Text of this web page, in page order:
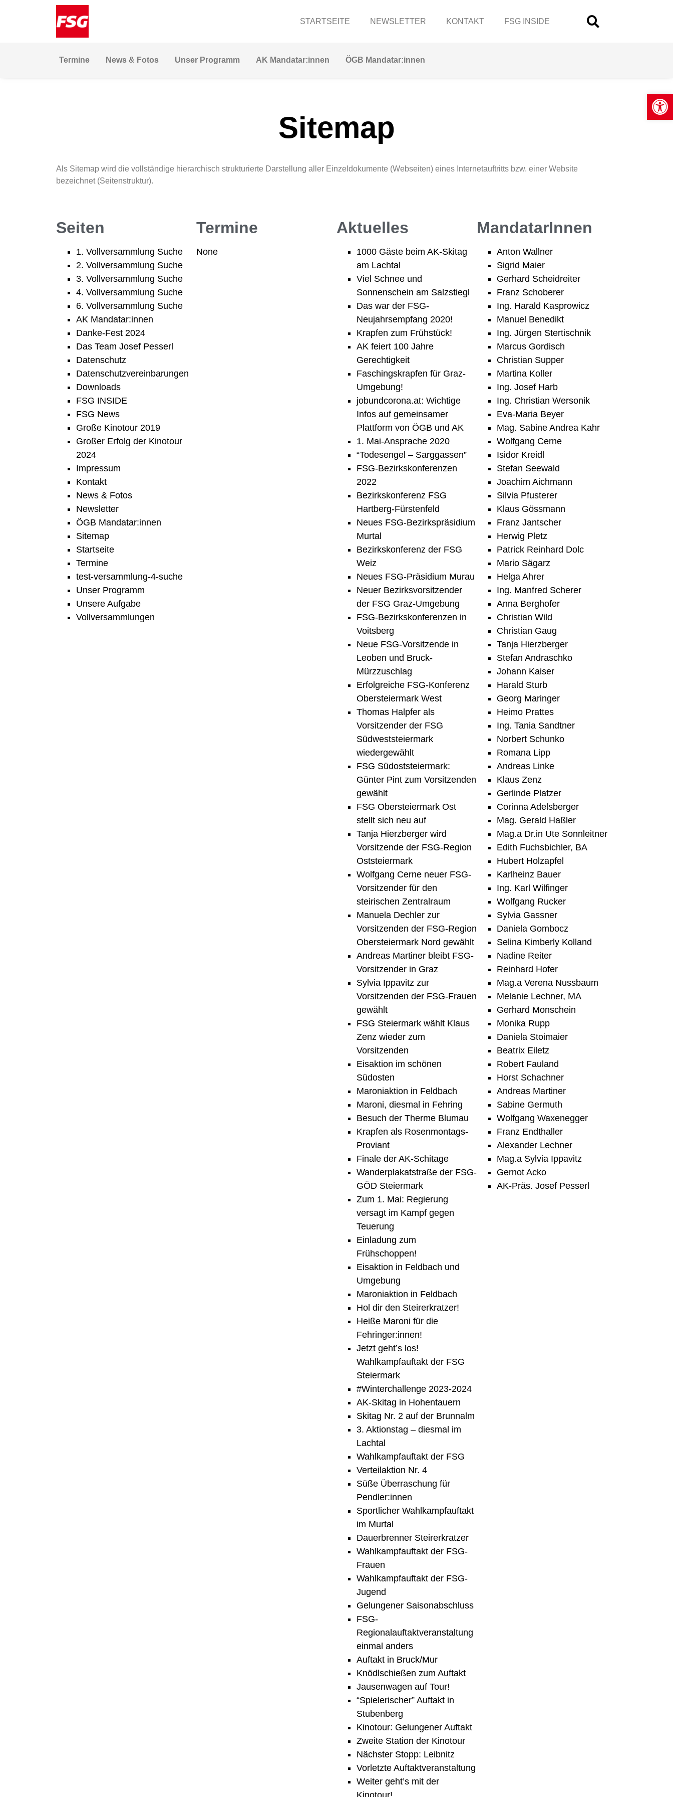
STARTSEITE NEWSLETTER KONTAKT FSG INSIDE
Termine News & Fotos Unser Programm AK Mandatar:innen ÖGB Mandatar:innen
Sitemap
Als Sitemap wird die vollständige hierarchisch strukturierte Darstellung aller Einzeldokumente (Webseiten) eines Internetauftritts bzw. einer Website
bezeichnet (Seitenstruktur).
Seiten
1. Vollversammlung Suche
2. Vollversammlung Suche
3. Vollversammlung Suche
4. Vollversammlung Suche
6. Vollversammlung Suche
AK Mandatar:innen
Danke-Fest 2024
Das Team Josef Pesserl
Datenschutz
Datenschutzvereinbarungen
Downloads
FSG INSIDE
FSG News
Große Kinotour 2019
Großer Erfolg der Kinotour
2024
Impressum
Kontakt
News & Fotos
Newsletter
ÖGB Mandatar:innen
Sitemap
Startseite
Termine
test-versammlung-4-suche
Unser Programm
Unsere Aufgabe
Vollversammlungen
Termine
None
Aktuelles
1000 Gäste beim AK-Skitag
am Lachtal
Viel Schnee und
Sonnenschein am Salzstiegl
Das war der FSG-
Neujahrsempfang 2020!
Krapfen zum Frühstück!
AK feiert 100 Jahre
Gerechtigkeit
Faschingskrapfen für Graz-
Umgebung!
jobundcorona.at: Wichtige
Infos auf gemeinsamer
Plattform von ÖGB und AK
1. Mai-Ansprache 2020
“Todesengel – Sarggassen”
FSG-Bezirkskonferenzen
2022
Bezirkskonferenz FSG
Hartberg-Fürstenfeld
Neues FSG-Bezirkspräsidium
Murtal
Bezirkskonferenz der FSG
Weiz
Neues FSG-Präsidium Murau
Neuer Bezirksvorsitzender
der FSG Graz-Umgebung
FSG-Bezirkskonferenzen in
Voitsberg
Neue FSG-Vorsitzende in
Leoben und Bruck-
Mürzzuschlag
Erfolgreiche FSG-Konferenz
Obersteiermark West
Thomas Halpfer als
Vorsitzender der FSG
Südweststeiermark
wiedergewählt
FSG Südoststeiermark:
Günter Pint zum Vorsitzenden
gewählt
FSG Obersteiermark Ost
stellt sich neu auf
Tanja Hierzberger wird
Vorsitzende der FSG-Region
Oststeiermark
Wolfgang Cerne neuer FSG-
Vorsitzender für den
steirischen Zentralraum
Manuela Dechler zur
Vorsitzenden der FSG-Region
Obersteiermark Nord gewählt
Andreas Martiner bleibt FSG-
Vorsitzender in Graz
Sylvia Ippavitz zur
Vorsitzenden der FSG-Frauen
gewählt
FSG Steiermark wählt Klaus
Zenz wieder zum
Vorsitzenden
Eisaktion im schönen
Südosten
Maroniaktion in Feldbach
Maroni, diesmal in Fehring
Besuch der Therme Blumau
Krapfen als Rosenmontags-
Proviant
Finale der AK-Schitage
Wanderplakatstraße der FSG-
GÖD Steiermark
Zum 1. Mai: Regierung
versagt im Kampf gegen
Teuerung
Einladung zum
Frühschoppen!
Eisaktion in Feldbach und
Umgebung
Maroniaktion in Feldbach
Hol dir den Steirerkratzer!
Heiße Maroni für die
Fehringer:innen!
Jetzt geht’s los!
Wahlkampfauftakt der FSG
Steiermark
#Winterchallenge 2023-2024
AK-Skitag in Hohentauern
Skitag Nr. 2 auf der Brunnalm
3. Aktionstag – diesmal im
Lachtal
Wahlkampfauftakt der FSG
Verteilaktion Nr. 4
Süße Überraschung für
Pendler:innen
Sportlicher Wahlkampfauftakt
im Murtal
Dauerbrenner Steirerkratzer
Wahlkampfauftakt der FSG-
Frauen
Wahlkampfauftakt der FSG-
Jugend
Gelungener Saisonabschluss
FSG-
Regionalauftaktveranstaltung
einmal anders
Auftakt in Bruck/Mur
Knödlschießen zum Auftakt
Jausenwagen auf Tour!
“Spielerischer” Auftakt in
Stubenberg
Kinotour: Gelungener Auftakt
Zweite Station der Kinotour
Nächster Stopp: Leibnitz
Vorletzte Auftaktveranstaltung
Weiter geht’s mit der
MandatarInnen
Anton Wallner
Sigrid Maier
Gerhard Scheidreiter
Franz Schoberer
Ing. Harald Kasprowicz
Manuel Benedikt
Ing. Jürgen Stertischnik
Marcus Gordisch
Christian Supper
Martina Koller
Ing. Josef Harb
Ing. Christian Wersonik
Eva-Maria Beyer
Mag. Sabine Andrea Kahr
Wolfgang Cerne
Isidor Kreidl
Stefan Seewald
Joachim Aichmann
Silvia Pfusterer
Klaus Gössmann
Franz Jantscher
Herwig Pletz
Patrick Reinhard Dolc
Mario Sägarz
Helga Ahrer
Ing. Manfred Scherer
Anna Berghofer
Christian Wild
Christian Gaug
Tanja Hierzberger
Stefan Andraschko
Johann Kaiser
Harald Sturb
Georg Maringer
Heimo Prattes
Ing. Tania Sandtner
Norbert Schunko
Romana Lipp
Andreas Linke
Klaus Zenz
Gerlinde Platzer
Corinna Adelsberger
Mag. Gerald Haßler
Mag.a Dr.in Ute Sonnleitner
Edith Fuchsbichler, BA
Hubert Holzapfel
Karlheinz Bauer
Ing. Karl Wilfinger
Wolfgang Rucker
Sylvia Gassner
Daniela Gombocz
Selina Kimberly Kolland
Nadine Reiter
Reinhard Hofer
Mag.a Verena Nussbaum
Melanie Lechner, MA
Gerhard Monschein
Monika Rupp
Daniela Stoimaier
Beatrix Eiletz
Robert Fauland
Horst Schachner
Andreas Martiner
Sabine Germuth
Wolfgang Waxenegger
Franz Endthaller
Alexander Lechner
Mag.a Sylvia Ippavitz
Gernot Acko
AK-Präs. Josef Pesserl